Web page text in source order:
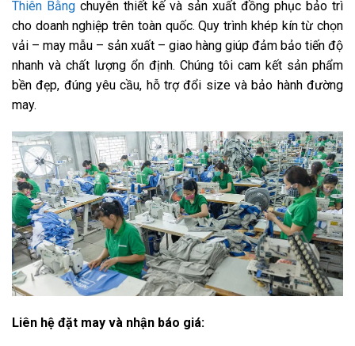
Thiên Bằng chuyên thiết kế và sản xuất đồng phục bảo trì
cho doanh nghiệp trên toàn quốc. Quy trình khép kín từ chọn
vải – may mẫu – sản xuất – giao hàng giúp đảm bảo tiến độ
nhanh và chất lượng ổn định. Chúng tôi cam kết sản phẩm
bền đẹp, đúng yêu cầu, hỗ trợ đổi size và bảo hành đường
may.
Liên hệ đặt may và nhận báo giá: